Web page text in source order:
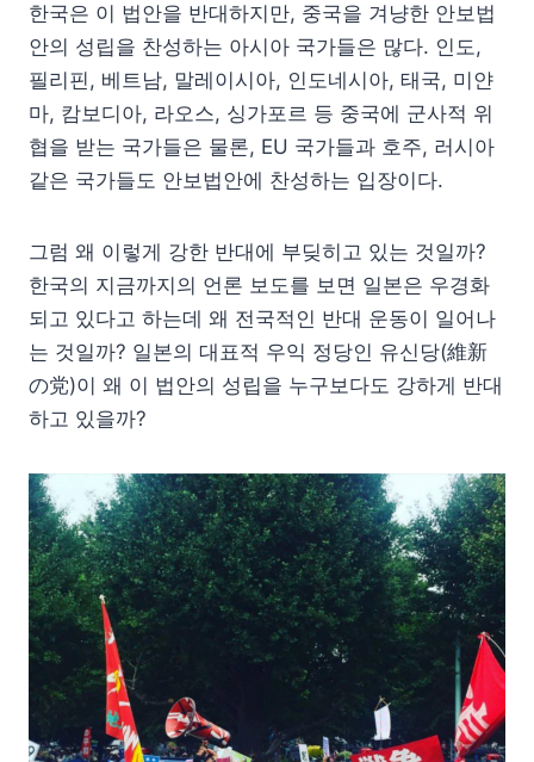
한국은 이 법안을 반대하지만, 중국을 겨냥한 안보법
안의 성립을 찬성하는 아시아 국가들은 많다. 인도,
필리핀, 베트남, 말레이시아, 인도네시아, 태국, 미얀
마, 캄보디아, 라오스, 싱가포르 등 중국에 군사적 위
협을 받는 국가들은 물론, EU 국가들과 호주, 러시아
같은 국가들도 안보법안에 찬성하는 입장이다.
그럼 왜 이렇게 강한 반대에 부딪히고 있는 것일까?
한국의 지금까지의 언론 보도를 보면 일본은 우경화
되고 있다고 하는데 왜 전국적인 반대 운동이 일어나
는 것일까? 일본의 대표적 우익 정당인 유신당(維新
の党)이 왜 이 법안의 성립을 누구보다도 강하게 반대
하고 있을까?